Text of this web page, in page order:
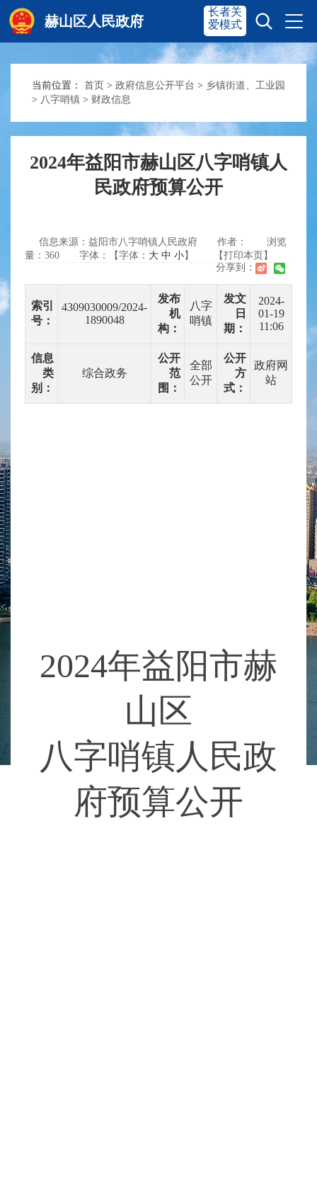
赫山区人民政府
赫山首页 奋进赫山
信息公开 政务服务
互动交流
长者关
爱模式
当前位置： 首页 > 政府信息公开平台 > 乡镇街道、工业园
> 八字哨镇 > 财政信息
2024年益阳市赫山区八字哨镇人
民政府预算公开
信息来源：益阳市八字哨镇人民政府 作者：
浏览
量： 360 字体：【字体： 大 中 小】
【打印本页】
分享到：
索引
号：
4309030009/2024-
1890048
发布
机
构：
八字
哨镇
发文
日
期：
2024-
01-19
11:06
信息
类
别：
综合政务
公开
范
围：
全部
公开
公开
方
式：
政府网
站
2024年益阳市赫
山区
八字哨镇人民政
府预算公开